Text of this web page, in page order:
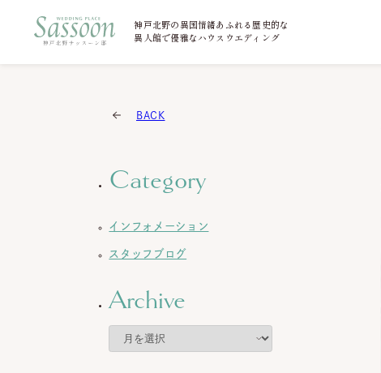
神戸北野の異国情緒あふれる歴史的な
異人館で優雅なハウスウエディング
BACK
Category
インフォメーション
スタッフブログ
Archive